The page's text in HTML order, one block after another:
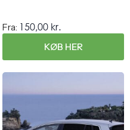
Fra: 150,00 kr.
KØB HER